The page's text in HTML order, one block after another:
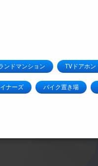
ンドマンション TVドアホン
ナーズ バイク置き場